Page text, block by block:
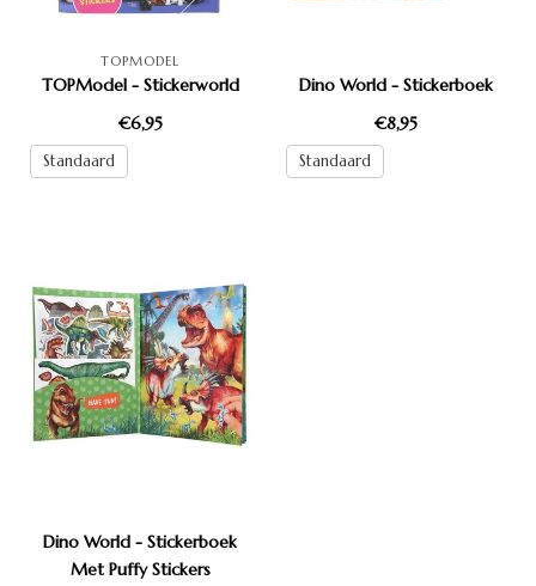
TOPMODEL
TOPModel - Stickerworld
€6,95
Standaard
Dino World - Stickerboek
€8,95
Standaard
Dino World - Stickerboek
Met Puffy Stickers